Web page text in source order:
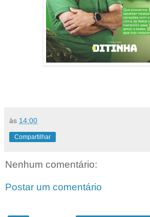
às 14:00
Compartilhar
Nenhum comentário:
Postar um comentário